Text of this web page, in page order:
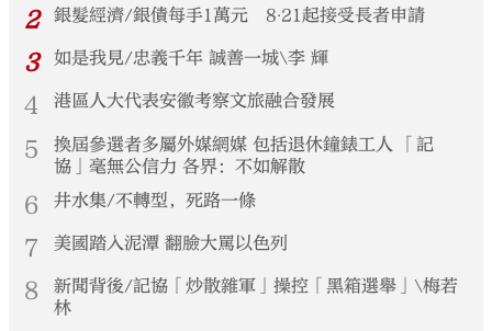
2 銀髮經濟/銀債每手1萬元 8‧21起接受長者申請
3 如是我見/忠義千年 誠善一城\李 輝
4 港區人大代表安徽考察文旅融合發展
5
換屆參選者多屬外媒網媒 包括退休鐘錶工人 「記
協」毫無公信力 各界：不如解散
6 井水集/不轉型，死路一條
7 美國踏入泥潭 翻臉大罵以色列
8
新聞背後/記協「炒散雜軍」操控「黑箱選舉」\梅若
林